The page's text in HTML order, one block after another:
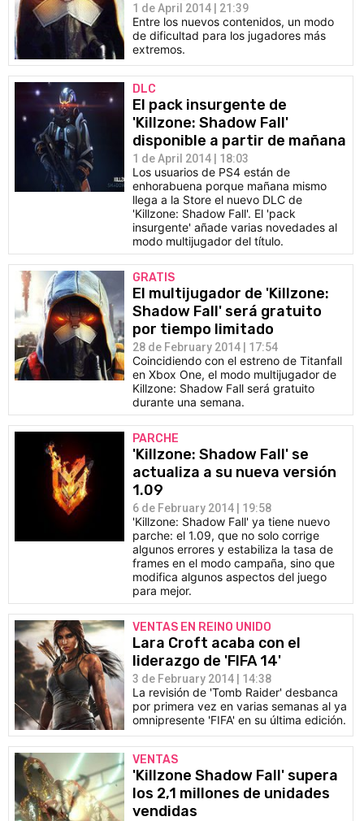
1 de April 2014 | 21:39
Entre los nuevos contenidos, un modo
de dificultad para los jugadores más
extremos.
DLC
El pack insurgente de
'Killzone: Shadow Fall'
disponible a partir de mañana
1 de April 2014 | 18:03
Los usuarios de PS4 están de
enhorabuena porque mañana mismo
llega a la Store el nuevo DLC de
'Killzone: Shadow Fall'. El 'pack
insurgente' añade varias novedades al
modo multijugador del título.
GRATIS
El multijugador de 'Killzone:
Shadow Fall' será gratuito
por tiempo limitado
28 de February 2014 | 17:54
Coincidiendo con el estreno de Titanfall
en Xbox One, el modo multijugador de
Killzone: Shadow Fall será gratuito
durante una semana.
PARCHE
'Killzone: Shadow Fall' se
actualiza a su nueva versión
1.09
6 de February 2014 | 19:58
'Killzone: Shadow Fall' ya tiene nuevo
parche: el 1.09, que no solo corrige
algunos errores y estabiliza la tasa de
frames en el modo campaña, sino que
modifica algunos aspectos del juego
para mejor.
VENTAS EN REINO UNIDO
Lara Croft acaba con el
liderazgo de 'FIFA 14'
3 de February 2014 | 14:38
La revisión de 'Tomb Raider' desbanca
por primera vez en varias semanas al ya
omnipresente 'FIFA' en su última edición.
VENTAS
'Killzone Shadow Fall' supera
los 2,1 millones de unidades
vendidas